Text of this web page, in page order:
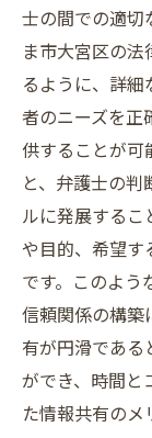
士の間での適切
ま市大宮区の
るように、詳
者のニーズを正
供することが可
と、弁護士の
ルに発展するこ
や目的、希望す
です。このよう
信頼関係の構築
有が円滑である
ができ、時間と
た情報共有の